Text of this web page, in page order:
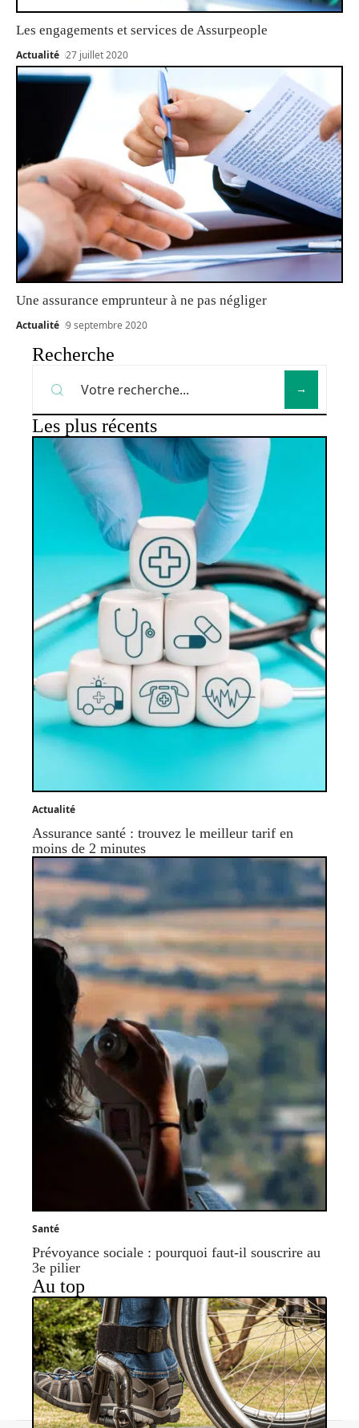
Les engagements et services de Assurpeople
Actualité 27 juillet 2020
Une assurance emprunteur à ne pas négliger
Actualité 9 septembre 2020
Recherche
Les plus récents
Actualité
Assurance santé : trouvez le meilleur tarif en
moins de 2 minutes
Santé
Prévoyance sociale : pourquoi faut-il souscrire au
3e pilier
Au top